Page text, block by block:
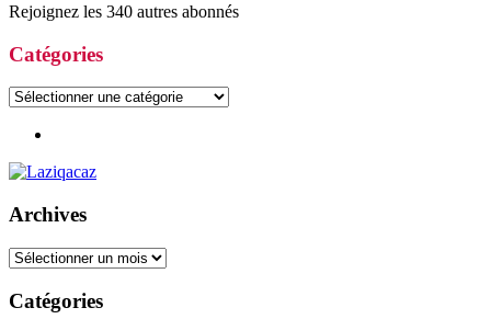
Rejoignez les 340 autres abonnés
Catégories
Catégories
Archives
Archives
Catégories